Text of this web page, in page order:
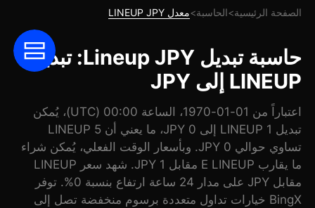
الصفحة الرئيسية>الحاسبة>معدل LINEUP JPY
حاسبة تبديل Lineup JPY: تبديل
LINEUP إلى JPY
اعتباراً من 01-01-1970، الساعة 00:00 (UTC)، يُمكن
تبديل 1 LINEUP إلى 0 JPY، ما يعني أن 5 LINEUP
تساوي حوالي 0 JPY. وبأسعار الوقت الفعلي، يُمكن شراء
ما يقارب E LINEUP مقابل 1 JPY. شهد سعر LINEUP
مقابل JPY على مدار 24 ساعة ارتفاع بنسبة 0%. توفر
BingX خيارات تداول متعددة برسوم منخفضة تصل إلى